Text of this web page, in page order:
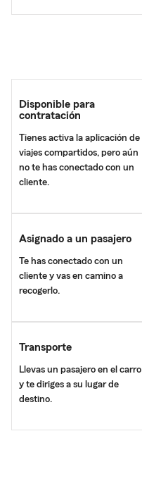
Disponible para
contratación
Tienes activa la aplicación de
viajes compartidos, pero aún
no te has conectado con un
cliente.
Asignado a un pasajero
Te has conectado con un
cliente y vas en camino a
recogerlo.
Transporte
Llevas un pasajero en el carro
y te diriges a su lugar de
destino.